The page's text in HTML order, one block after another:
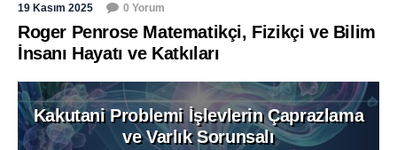
19 Kasım 2025 0 Yorum
Roger Penrose Matematikçi, Fizikçi ve Bilim
İnsanı Hayatı ve Katkıları
Kakutani Problemi İşlevlerin Çaprazlama
ve Varlık Sorunsalı